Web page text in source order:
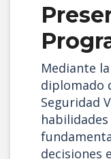
Mediante
diplomado
Seguridad
decisiones